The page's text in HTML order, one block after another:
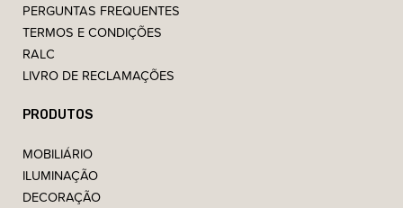
PERGUNTAS FREQUENTES
TERMOS E CONDIÇÕES
RALC
LIVRO DE RECLAMAÇÕES
PRODUTOS
MOBILIÁRIO
ILUMINAÇÃO
DECORAÇÃO